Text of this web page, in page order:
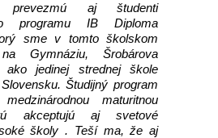
aj študenti
programu IB Diploma
sme v tomto školskom
Gymnáziu, Šrobárova
jedinej strednej škole
Študijný program
maturitnou
akceptujú aj svetové
školy . Teší ma, že aj